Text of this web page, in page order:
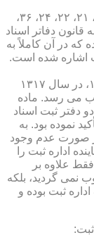
در سال ۱۳۱۶ و در اجرای مواد ۹ و ۱۰ و ۱۵، ۲۰، ۲۱، ۲۲، ۲۴، ۳۶،
رسمی ۱۳۱۶، نظامنامه قانون دفاتر اسناد
كه در آن كاملاً به
اشاره شده است.
براساس ماده ۴۷ قانون دفاتر اسناد رسمی ۱۳۱۶، در سال ۱۳۱۷
در ۶۴ ماده به تصویب می رسد. ماده
دفتر ثبت اسناد
نموده بود. به
مزبور، در صورت عدم وجود
اداره ثبت را
علاوه بر
نمی گردید، بلكه
ثبت بوده و